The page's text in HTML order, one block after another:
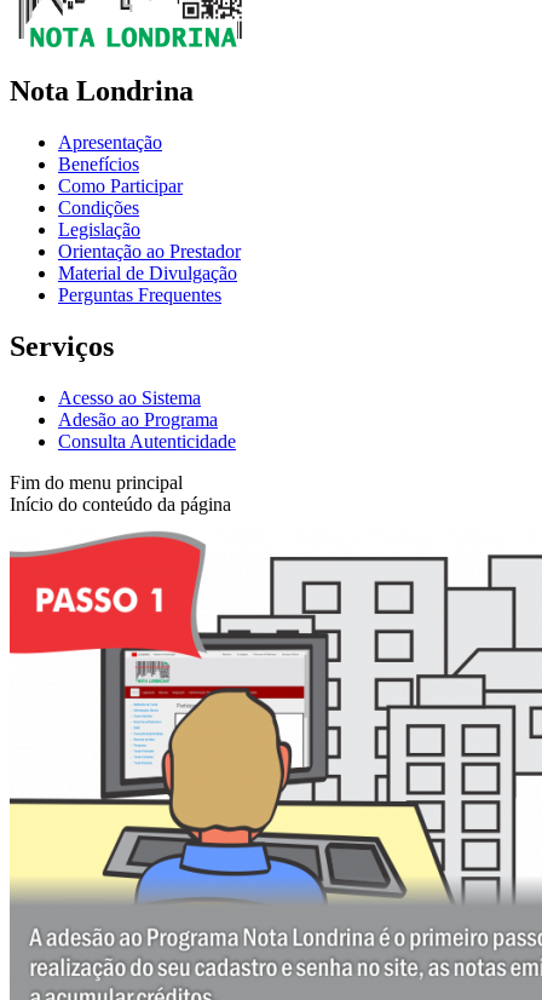
Nota Londrina
Apresentação
Benefícios
Como Participar
Condições
Legislação
Orientação ao Prestador
Material de Divulgação
Perguntas Frequentes
Serviços
Acesso ao Sistema
Adesão ao Programa
Consulta Autenticidade
Fim do menu principal
Início do conteúdo da página